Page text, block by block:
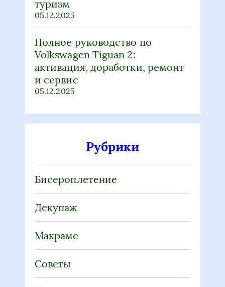
Полное руководство по
Volkswagen Tiguan 2:
активация, доработки, ремонт
и сервис
05.12.2025
Бисероплетение
Декупаж
Макраме
Советы
Статьи